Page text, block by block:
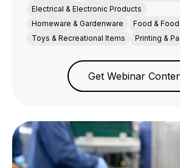
Electrical & Electronic Products
Homeware & Gardenware
Food &
Toys & Recreational Items
Printing &
Get Webinar